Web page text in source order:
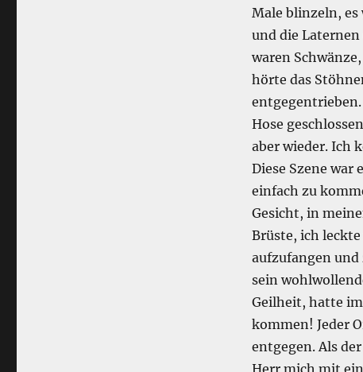
Male blinzeln,
und die
waren
hörte das
Hose
aber wieder. Ich
Diese Szene
einfach zu
Gesicht, in
Brüste, ich
aufzufangen und
sein
Geilheit, hatte
kommen! Jeder
entgegen. Als